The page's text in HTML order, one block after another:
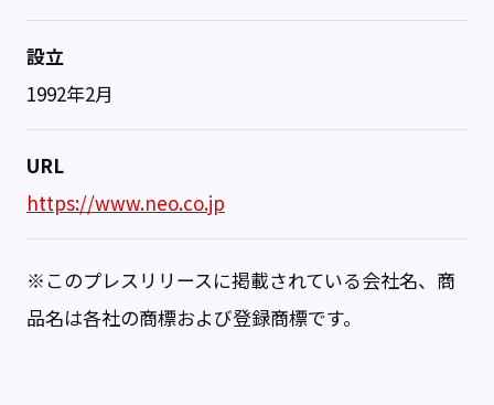
設立
1992年2月
URL
https://www.neo.co.jp
※このプレスリリースに掲載されている会社名、商
品名は各社の商標および登録商標です。